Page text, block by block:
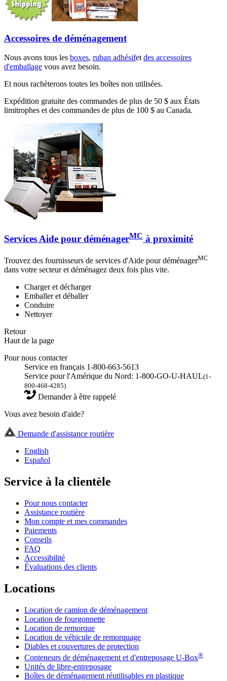
Accessoires de déménagement
Nous avons tous les boxes, ruban adhésifetdes accessoires
d'emballage vous avez besoin.
Et nous rachèterons toutes les boîtes non utilisées.
Expédition gratuite des commandes de plus de 50 $ aux États
limitrophes et des commandes de plus de 100 $ au Canada.
Services Aide pour déménagerMC à proximité
Trouvez des fournisseurs de services d'Aide pour déménagerMC
dans votre secteur et déménagez deux fois plus vite.
Charger et décharger
Emballer et déballer
Conduire
Nettoyer
Retour
Haut de la page
Pour nous contacter
Service en français 1-800-663-5613
Service pour l'Amérique du Nord: 1-800-GO-U-HAUL(1-
800-468-4285)
Demander à être rappelé
Vous avez besoin d'aide?
Demande d'assistance routière
English
Español
Service à la clientèle
Pour nous contacter
Assistance routière
Mon compte et mes commandes
Paiements
Conseils
FAQ
Accessibilité
Évaluations des clients
Locations
Location de camion de déménagement
Location de fourgonnette
Location de remorque
Location de véhicule de remorquage
Diables et couvertures de protection
Conteneurs de déménagement et d'entreposage U-Box®
Unités de libre-entreposage
Boîtes de déménagement réutilisables en plastique